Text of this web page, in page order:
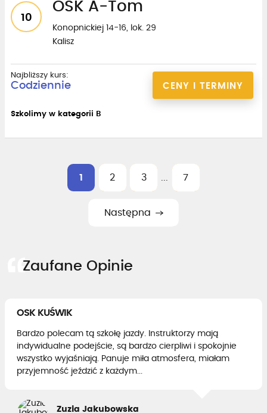
10
OSK A-Tom
Konopnickiej 14-16, lok. 29
Kalisz
CENY I TERMINY
Najbliższy kurs:
Codziennie
Szkolimy w kategorii B
1 2 3 7
Następna
Zaufane Opinie
OSK KUŚWIK
Bardzo polecam tą szkołę jazdy. Instruktorzy mają
indywidualne podejście, są bardzo cierpliwi i spokojnie
wszystko wyjaśniają. Panuje miła atmosfera, miałam
przyjemność jeździć z każdym...
Zuzia Jakubowska